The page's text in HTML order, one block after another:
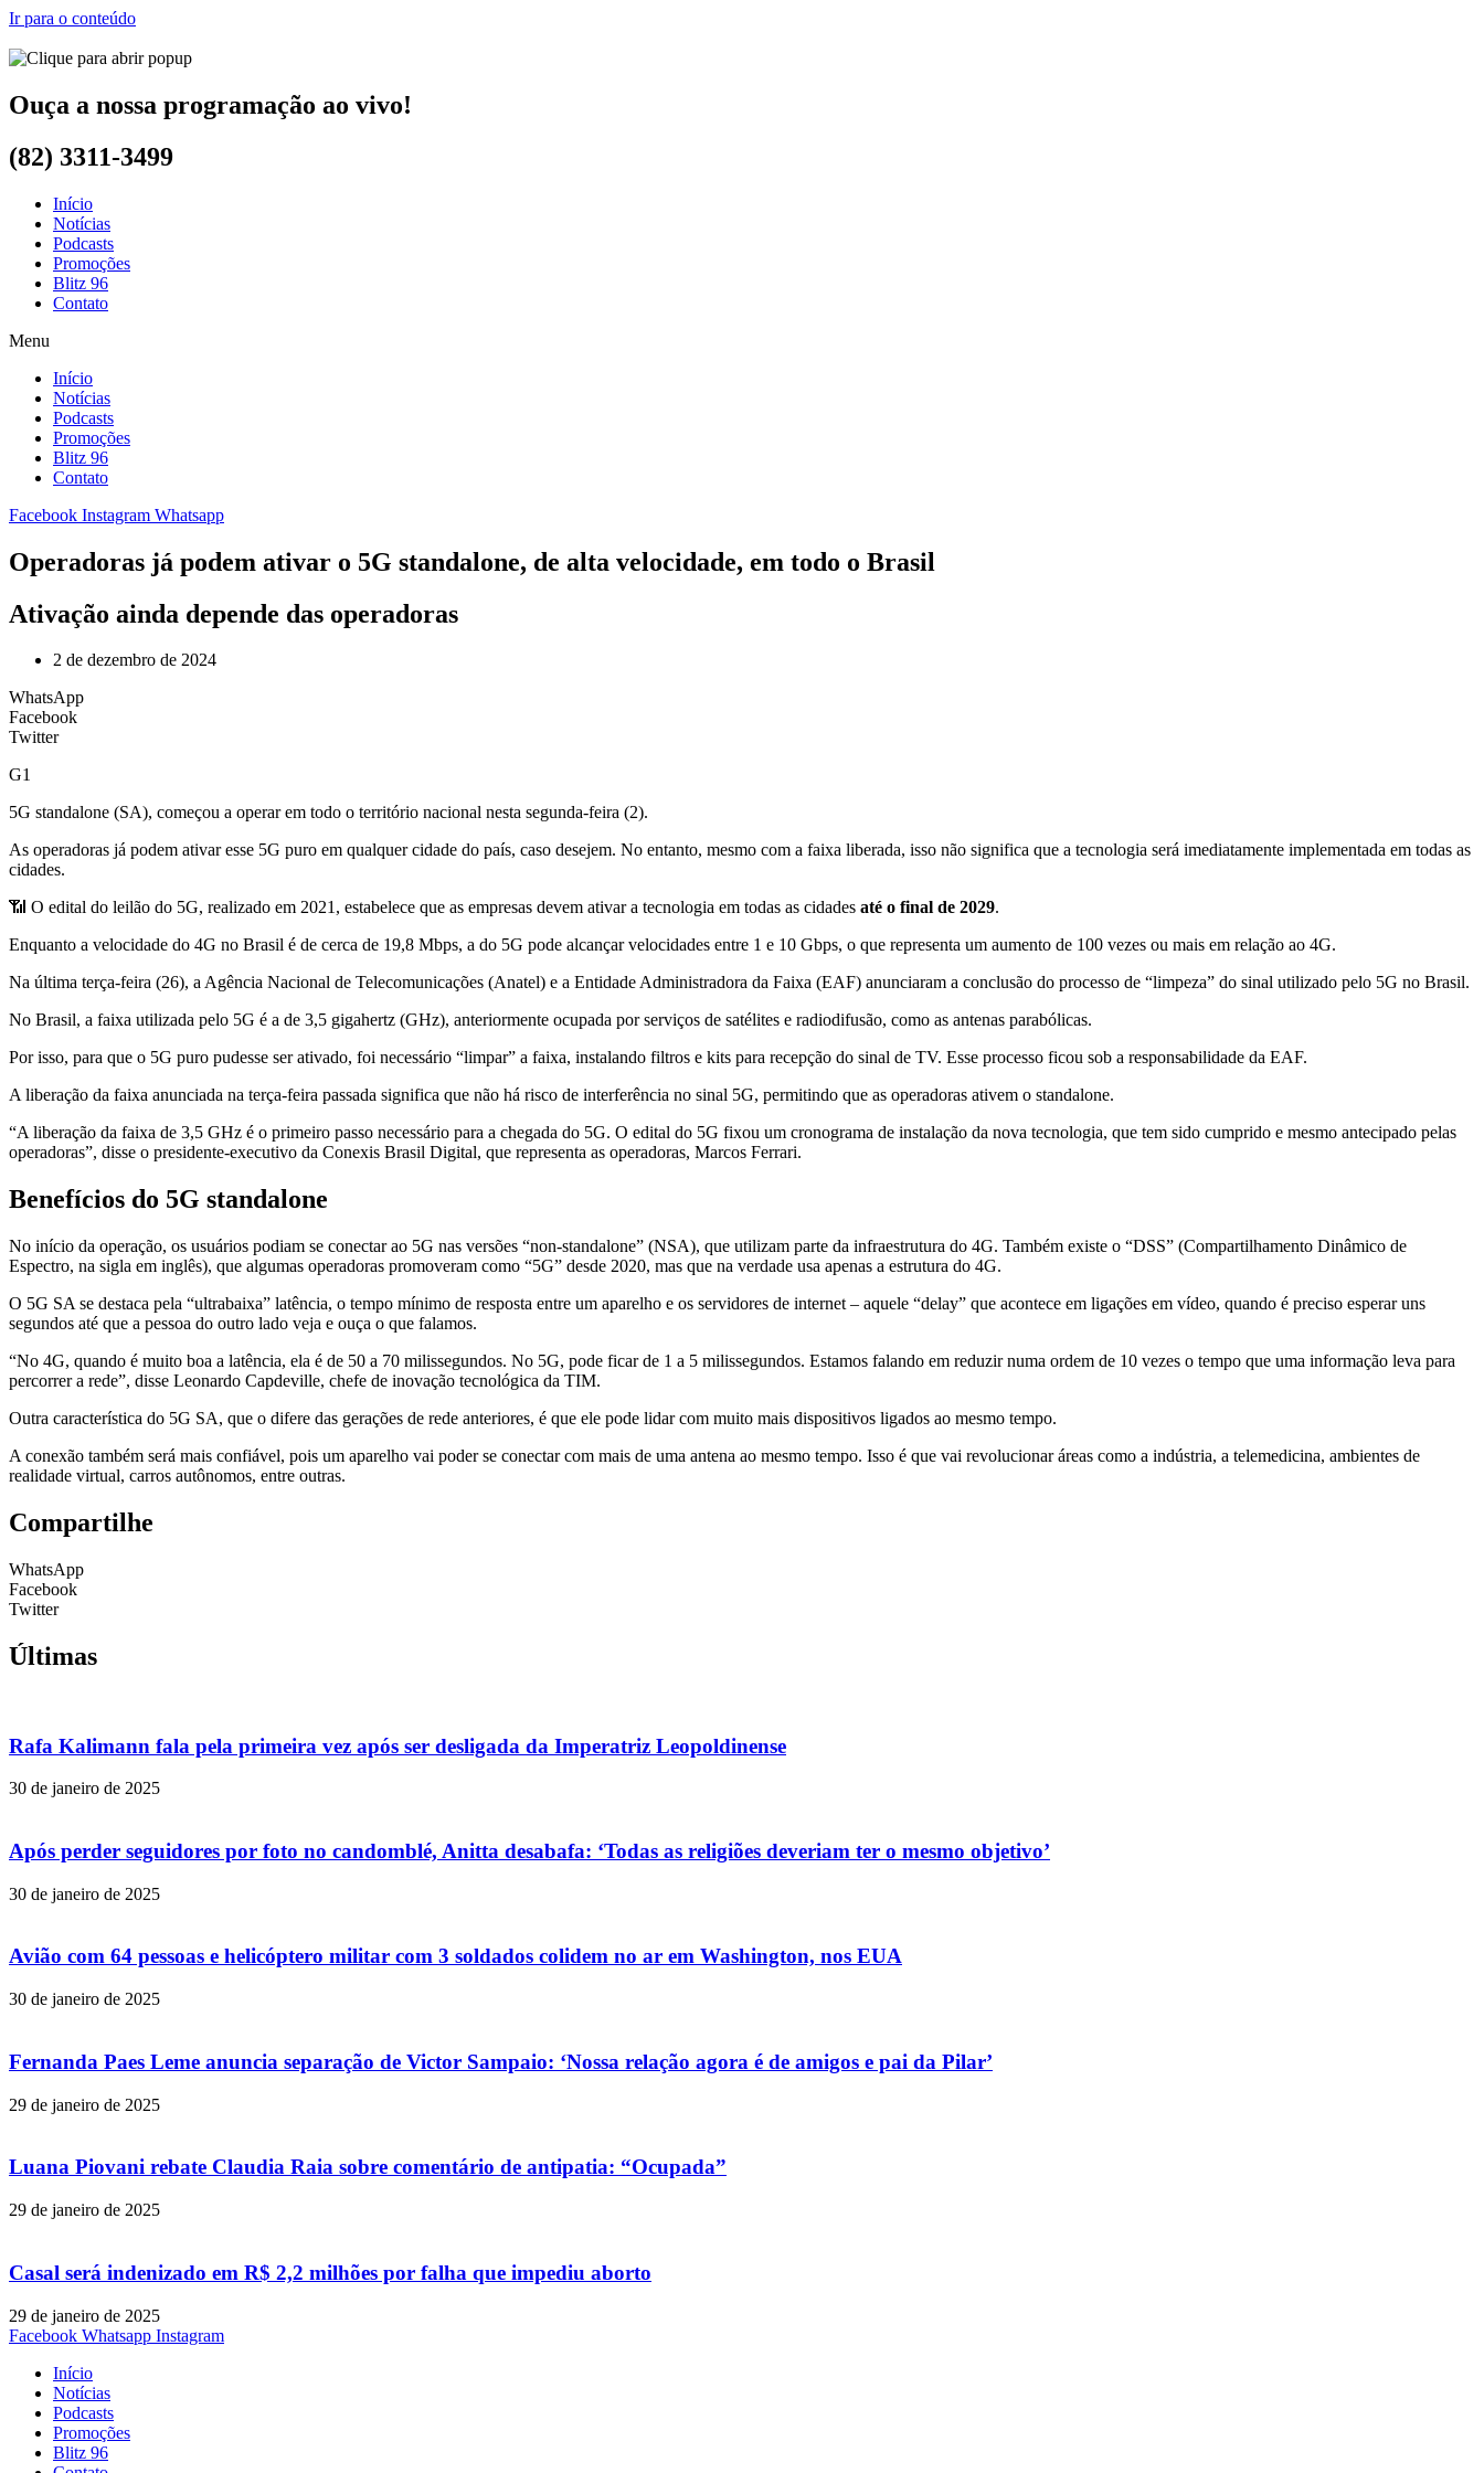
Ir para o conteúdo
Ouça a nossa programação ao vivo!
(82) 3311-3499
Início
Notícias
Podcasts
Promoções
Blitz 96
Contato
Menu
Início
Notícias
Podcasts
Promoções
Blitz 96
Contato
Facebook Instagram Whatsapp
Operadoras já podem ativar o 5G standalone, de alta velocidade, em todo o Brasil
Ativação ainda depende das operadoras
2 de dezembro de 2024
WhatsApp
Facebook
Twitter
G1
5G standalone (SA), começou a operar em todo o território nacional nesta segunda-feira (2).
As operadoras já podem ativar esse 5G puro em qualquer cidade do país, caso desejem. No entanto, mesmo com a faixa liberada, isso não significa que a tecnologia será imediatamente implementada em todas as
cidades.
📶 O edital do leilão do 5G, realizado em 2021, estabelece que as empresas devem ativar a tecnologia em todas as cidades até o final de 2029.
Enquanto a velocidade do 4G no Brasil é de cerca de 19,8 Mbps, a do 5G pode alcançar velocidades entre 1 e 10 Gbps, o que representa um aumento de 100 vezes ou mais em relação ao 4G.
Na última terça-feira (26), a Agência Nacional de Telecomunicações (Anatel) e a Entidade Administradora da Faixa (EAF) anunciaram a conclusão do processo de “limpeza” do sinal utilizado pelo 5G no Brasil.
No Brasil, a faixa utilizada pelo 5G é a de 3,5 gigahertz (GHz), anteriormente ocupada por serviços de satélites e radiodifusão, como as antenas parabólicas.
Por isso, para que o 5G puro pudesse ser ativado, foi necessário “limpar” a faixa, instalando filtros e kits para recepção do sinal de TV. Esse processo ficou sob a responsabilidade da EAF.
A liberação da faixa anunciada na terça-feira passada significa que não há risco de interferência no sinal 5G, permitindo que as operadoras ativem o standalone.
“A liberação da faixa de 3,5 GHz é o primeiro passo necessário para a chegada do 5G. O edital do 5G fixou um cronograma de instalação da nova tecnologia, que tem sido cumprido e mesmo antecipado pelas
operadoras”, disse o presidente-executivo da Conexis Brasil Digital, que representa as operadoras, Marcos Ferrari.
Benefícios do 5G standalone
No início da operação, os usuários podiam se conectar ao 5G nas versões “non-standalone” (NSA), que utilizam parte da infraestrutura do 4G. Também existe o “DSS” (Compartilhamento Dinâmico de
Espectro, na sigla em inglês), que algumas operadoras promoveram como “5G” desde 2020, mas que na verdade usa apenas a estrutura do 4G.
O 5G SA se destaca pela “ultrabaixa” latência, o tempo mínimo de resposta entre um aparelho e os servidores de internet – aquele “delay” que acontece em ligações em vídeo, quando é preciso esperar uns
segundos até que a pessoa do outro lado veja e ouça o que falamos.
“No 4G, quando é muito boa a latência, ela é de 50 a 70 milissegundos. No 5G, pode ficar de 1 a 5 milissegundos. Estamos falando em reduzir numa ordem de 10 vezes o tempo que uma informação leva para
percorrer a rede”, disse Leonardo Capdeville, chefe de inovação tecnológica da TIM.
Outra característica do 5G SA, que o difere das gerações de rede anteriores, é que ele pode lidar com muito mais dispositivos ligados ao mesmo tempo.
A conexão também será mais confiável, pois um aparelho vai poder se conectar com mais de uma antena ao mesmo tempo. Isso é que vai revolucionar áreas como a indústria, a telemedicina, ambientes de
realidade virtual, carros autônomos, entre outras.
Compartilhe
WhatsApp
Facebook
Twitter
Últimas
Rafa Kalimann fala pela primeira vez após ser desligada da Imperatriz Leopoldinense
30 de janeiro de 2025
Após perder seguidores por foto no candomblé, Anitta desabafa: ‘Todas as religiões deveriam ter o mesmo objetivo’
30 de janeiro de 2025
Avião com 64 pessoas e helicóptero militar com 3 soldados colidem no ar em Washington, nos EUA
30 de janeiro de 2025
Fernanda Paes Leme anuncia separação de Victor Sampaio: ‘Nossa relação agora é de amigos e pai da Pilar’
29 de janeiro de 2025
Luana Piovani rebate Claudia Raia sobre comentário de antipatia: “Ocupada”
29 de janeiro de 2025
Casal será indenizado em R$ 2,2 milhões por falha que impediu aborto
29 de janeiro de 2025
Facebook Whatsapp Instagram
Início
Notícias
Podcasts
Promoções
Blitz 96